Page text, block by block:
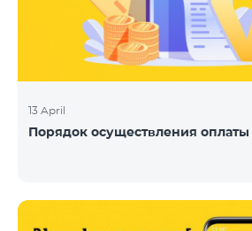
13 April
Порядок осуществления оплаты